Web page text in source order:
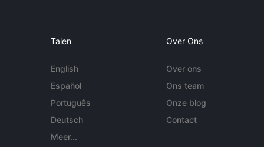
Talen
English
Español
Português
Deutsch
Meer...
Over Ons
Over ons
Ons team
Onze blog
Contact